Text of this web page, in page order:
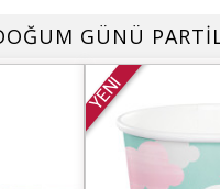
GÜNÜ
YENİ